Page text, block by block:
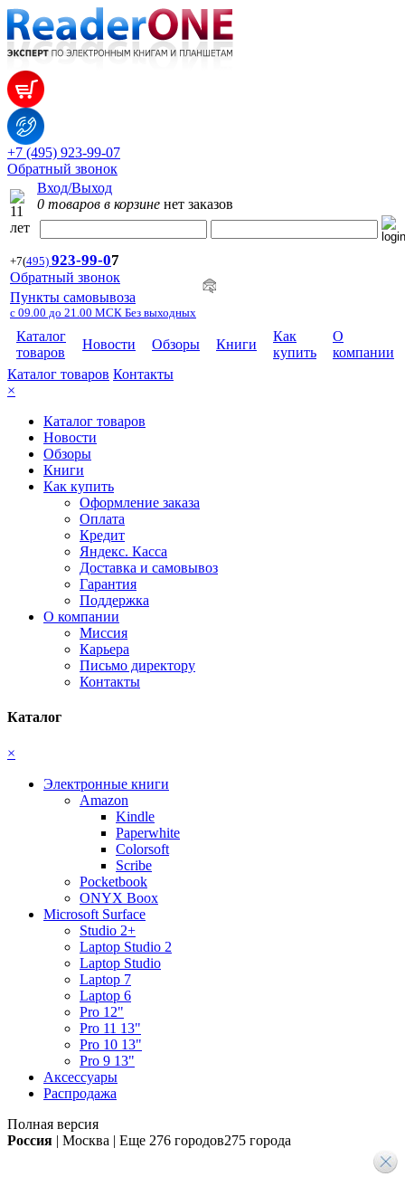
+7 (495) 923-99-07
Обратный звонок
Вход/Выход
0 товаров в корзине нет заказов
+7(495) 923-99-07
Обратный звонок
Пункты самовывоза
с 09.00 до 21.00 МСК Без выходных
Каталог
товаров
Новости Обзоры Книги
Как
купить
О
компании
Каталог товаров Контакты
×
Каталог товаров
Новости
Обзоры
Книги
Как купить
Оформление заказа
Оплата
Кредит
Яндекс. Касса
Доставка и самовывоз
Гарантия
Поддержка
О компании
Миссия
Карьера
Письмо директору
Контакты
Каталог
×
Электронные книги
Amazon
Kindle
Paperwhite
Colorsoft
Scribe
Pocketbook
ONYX Boox
Microsoft Surface
Studio 2+
Laptop Studio 2
Laptop Studio
Laptop 7
Laptop 6
Pro 12"
Pro 11 13"
Pro 10 13"
Pro 9 13"
Аксессуары
Распродажа
Полная версия
Россия | Москва | Еще 276 городов275 города